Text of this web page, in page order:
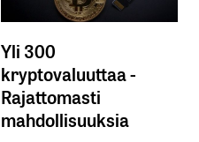
Yli 300
kryptovaluuttaa -
Rajattomasti
mahdollisuuksia